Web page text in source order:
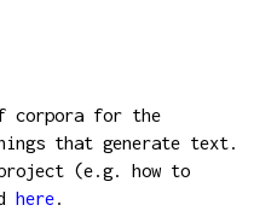
corpora for the
that generate text.
(e.g. how to
here.